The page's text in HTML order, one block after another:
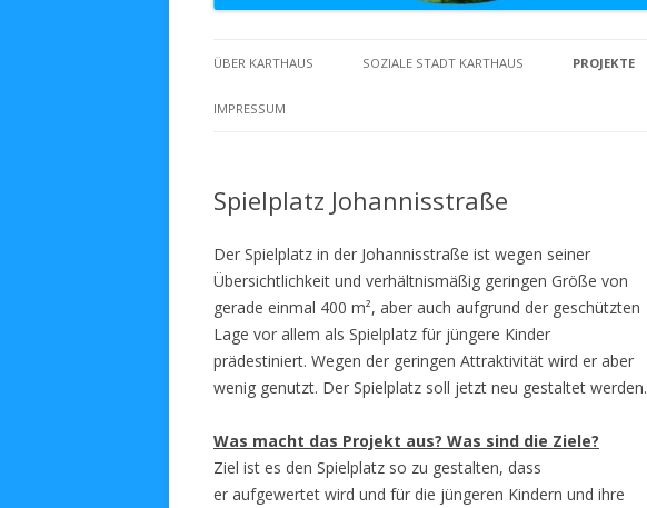
ÜBER KARTHAUS SOZIALE STADT KARTHAUS PROJEKTE
IMPRESSUM
Spielplatz Johannisstraße
Der Spielplatz in der Johannisstraße ist wegen seiner
Übersichtlichkeit und verhältnismäßig geringen Größe von
gerade einmal 400 m², aber auch aufgrund der geschützten
Lage vor allem als Spielplatz für jüngere Kinder
prädestiniert. Wegen der geringen Attraktivität wird er aber
wenig genutzt. Der Spielplatz soll jetzt neu gestaltet werden.
Was macht das Projekt aus? Was sind die Ziele?
Ziel ist es den Spielplatz so zu gestalten, dass
er aufgewertet wird und für die jüngeren Kindern und ihre